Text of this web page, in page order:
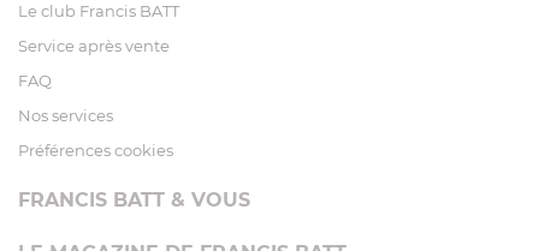
Le club Francis BATT
Service après vente
FAQ
Nos services
Préférences cookies
FRANCIS BATT & VOUS